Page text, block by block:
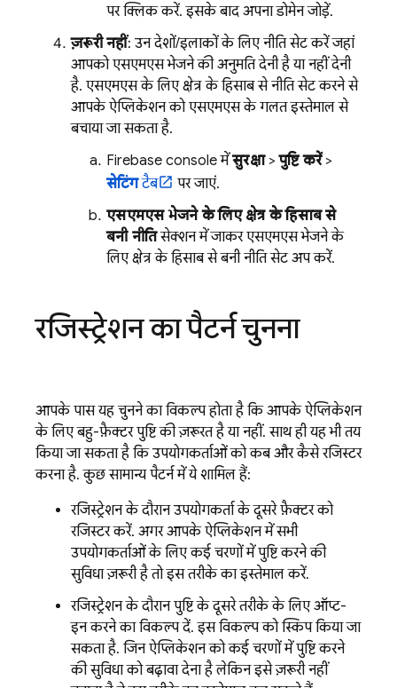
पर क्लिक करें. इसके बाद, अपना डोमेन जोड़ें.
ज़रूरी नहीं: उन देशों/इलाकों के लिए नीति सेट करें जहां
आपको एसएमएस भेजने की अनुमति देनी है या नहीं देनी
है. एसएमएस के लिए क्षेत्र के हिसाब से नीति सेट करने से,
आपके ऐप्लिकेशन को एसएमएस के गलत इस्तेमाल से
बचाया जा सकता है.
Firebase console में,सुरक्षा>पुष्टि करें>
सेटिंगटैब
पर जाएं.
एसएमएस भेजने के लिए क्षेत्र के हिसाब से
बनी नीतिसेक्शन में जाकर, एसएमएस भेजने के
लिए क्षेत्र के हिसाब से बनी नीति सेट अप करें.
रजिस्ट्रेशन का पैटर्न चुनना
आपके पास यह चुनने का विकल्प होता है कि आपके ऐप्लिकेशन
के लिए, बहु-फ़ैक्टर पुष्टि की ज़रूरत है या नहीं. साथ ही, यह भी तय
किया जा सकता है कि उपयोगकर्ताओं को कब और कैसे रजिस्टर
करना है. कुछ सामान्य पैटर्न में ये शामिल हैं:
रजिस्ट्रेशन के दौरान, उपयोगकर्ता के दूसरे फ़ैक्टर को
रजिस्टर करें. अगर आपके ऐप्लिकेशन में सभी
उपयोगकर्ताओं के लिए, कई चरणों में पुष्टि करने की
सुविधा ज़रूरी है, तो इस तरीके का इस्तेमाल करें.
रजिस्ट्रेशन के दौरान, पुष्टि के दूसरे तरीके के लिए ऑप्ट-
इन करने का विकल्प दें. इस विकल्प को स्किप किया जा
सकता है. जिन ऐप्लिकेशन को कई चरणों में पुष्टि करने
की सुविधा को बढ़ावा देना है, लेकिन इसे ज़रूरी नहीं